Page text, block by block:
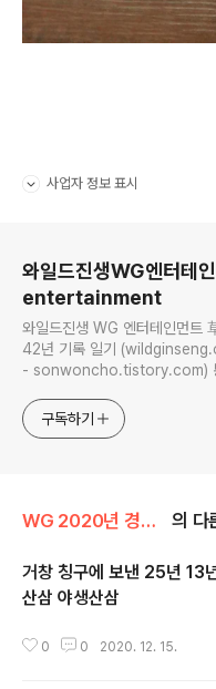
사업자 정보 표시
와일드진생WG엔터테
entertainment
와일드진생 WG 엔터테인먼트
42년 기록 일기 (wildginseng.or.kr -
- sonwoncho.tistory.com)
구독하기
WG 2020년 경자년 기록 의 다
거창 칭구에 보낸 25년 13
산삼 야생산삼
0 0 2020. 12. 15.